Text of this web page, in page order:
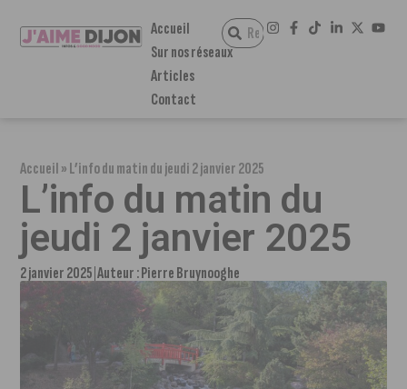
Accueil
Sur nos réseaux
Articles
Contact
Accueil»L’info du matin du jeudi 2 janvier 2025
L’info du matin du
jeudi 2 janvier 2025
2 janvier 2025 Auteur :Pierre Bruynooghe